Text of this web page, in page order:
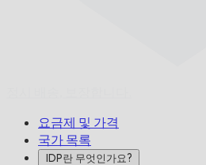
요금제 및 가격
국가 목록
IDP란 무엇인가요?